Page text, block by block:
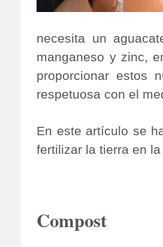
necesita un
manganeso y zinc,
proporcionar estos
respetuosa con el
En este artículo se
fertilizar la tierra en
Compost